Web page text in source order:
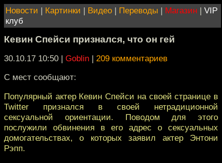
Новости | Картинки | Видео | Переводы | Магазин | VIP
клуб
Кевин Спейси признался, что он гей
30.10.17 10:50 | Goblin | 209 комментариев
С мест сообщают:
Популярный актер Кевин Спейси на своей странице в
Twitter признался в своей нетрадиционной
сексуальной ориентации. Поводом для этого
послужили обвинения в его адрес о сексуальных
домогательствах, о которых заявил актер Энтони
Рэпп.